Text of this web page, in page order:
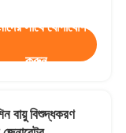
সাথে যোগাযোগ
করুন
বায়ু বিশুদ্ধকরণ